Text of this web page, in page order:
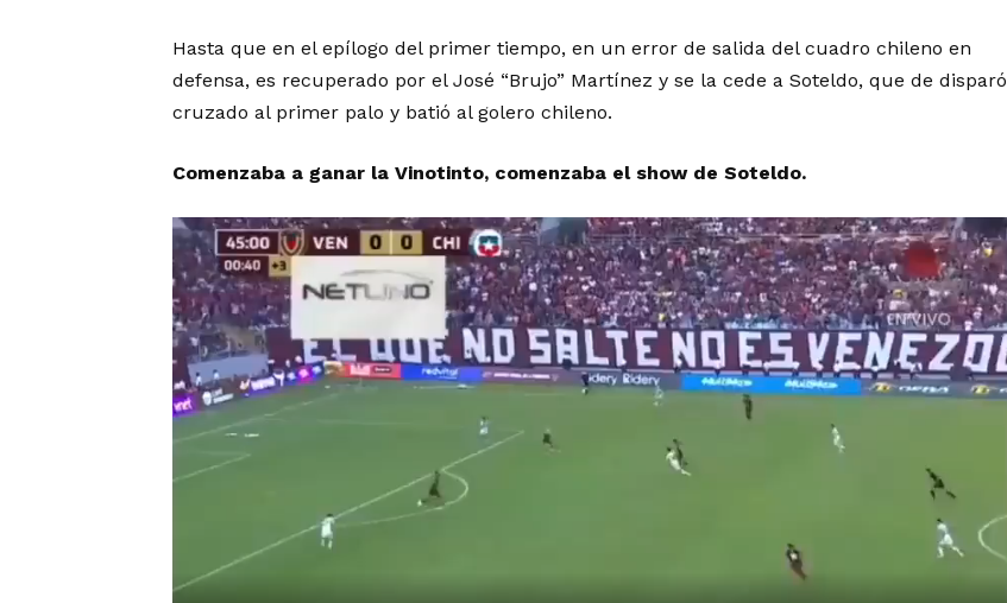
Hasta que en el epílogo del primer tiempo, en un error de salida del cuadro chileno en
defensa, es recuperado por el José “Brujo” Martínez y se la cede a Soteldo, que de disparó
cruzado al primer palo y batió al golero chileno.
Comenzaba a ganar la Vinotinto, comenzaba el show de Soteldo.